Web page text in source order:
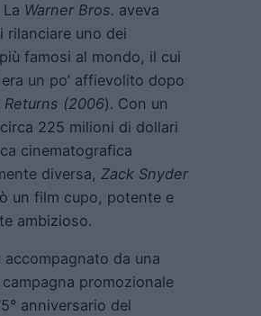
Warner Bros. aveva
rilanciare uno dei
famosi al mondo, il cui
un po’ affievolito dopo
Returns (2006). Con un
225 milioni di dollari
cinematografica
diversa, Zack Snyder
un film cupo, potente e
ambizioso.
accompagnato da una
promozionale
anniversario del